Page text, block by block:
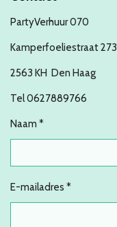
PartyVerhuur 070
Kamperfoeliestraat 273
2563 KH Den Haag
Tel 0627889766
Naam *
E-mailadres *